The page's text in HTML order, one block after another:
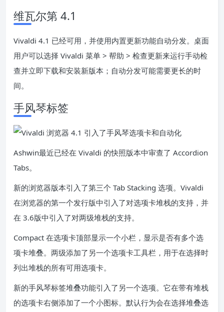
维瓦尔第 4.1
Vivaldi 4.1 已经可用，并使用内置更新功能自动分发。桌面
用户可以选择 Vivaldi 菜单 > 帮助 > 检查更新来运行手动检
查并立即下载和安装新版本；自动分发可能需要更长的时
间。
手风琴标签
Ashwin最近已经在 Vivaldi 的快照版本中审查了 Accordion
Tabs。
新的浏览器版本引入了第三个 Tab Stacking 选项。Vivaldi
在浏览器的第一个发行版中引入了对选项卡堆栈的支持，并
在 3.6版中引入了对两级堆栈的支持。
Compact 在选项卡顶部显示一个小栏，显示是否有多个选
项卡堆叠。两级添加了另一个选项卡工具栏，用于在选择时
列出堆栈的所有可用选项卡。
新的手风琴标签堆叠功能引入了另一个选项。它在带有堆栈
的选项卡右侧添加了一个小图标。默认行为会在选择堆叠选